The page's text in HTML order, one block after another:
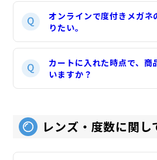
オンラインで度付きメガネ
りたい。
カートに入れた時点で、商
いますか？
レンズ・度数に関し